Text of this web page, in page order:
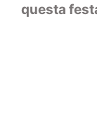
questa